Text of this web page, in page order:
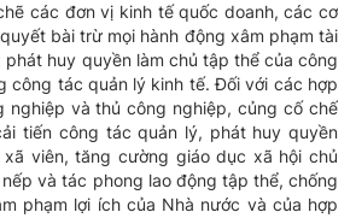
các đơn vị kinh tế quốc doanh, các cơ
bài trừ mọi hành động xâm phạm tài
phát huy quyền làm chủ tập thể của công
công tác quản lý kinh tế. Đối với các hợp
nghiệp và thủ công nghiệp, củng cố chế
tiến công tác quản lý, phát huy quyền
viên, tăng cường giáo dục xã hội chủ
và tác phong lao động tập thể, chống
phạm lợi ích của Nhà nước và của hợp